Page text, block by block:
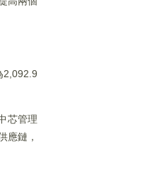
2,092.9
芯管理
應鏈，